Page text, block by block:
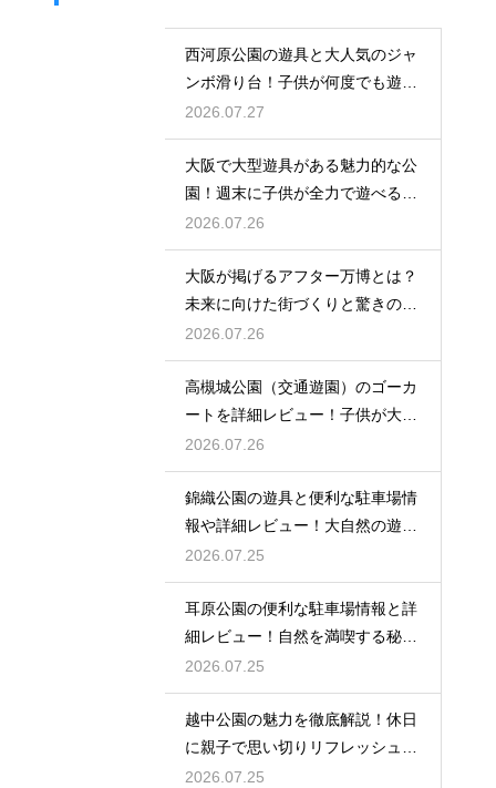
西河原公園の遊具と大人気のジャ
ンボ滑り台！子供が何度でも遊ぶ
穴場
2026.07.27
大阪で大型遊具がある魅力的な公
園！週末に子供が全力で遊べる場
所
2026.07.26
大阪が掲げるアフター万博とは？
未来に向けた街づくりと驚きの波
及効果
2026.07.26
高槻城公園（交通遊園）のゴーカ
ートを詳細レビュー！子供が大喜
び
2026.07.26
錦織公園の遊具と便利な駐車場情
報や詳細レビュー！大自然の遊び
場
2026.07.25
耳原公園の便利な駐車場情報と詳
細レビュー！自然を満喫する秘訣
を
2026.07.25
越中公園の魅力を徹底解説！休日
に親子で思い切りリフレッシュす
る
2026.07.25